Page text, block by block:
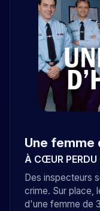
Une femme
À CŒUR PERDU
Des inspecteurs
crime. Sur place,
d'une femme de